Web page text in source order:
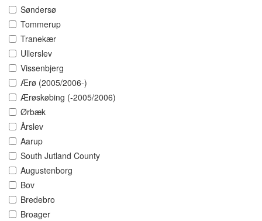
Søndersø
Tommerup
Tranekær
Ullerslev
Vissenbjerg
Ærø (2005/2006-)
Ærøskøbing (-2005/2006)
Ørbæk
Årslev
Aarup
South Jutland County
Augustenborg
Bov
Bredebro
Broager